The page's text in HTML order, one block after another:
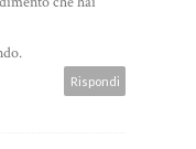
Rispondi